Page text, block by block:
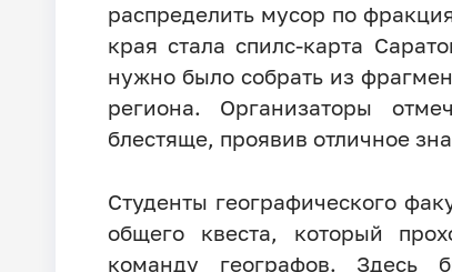
распределить мусор по
края стала спилс-карта
нужно было собрать из
региона. Организаторы
блестяще, проявив отличное
Студенты географического
общего квеста, который
команду географов. Здесь